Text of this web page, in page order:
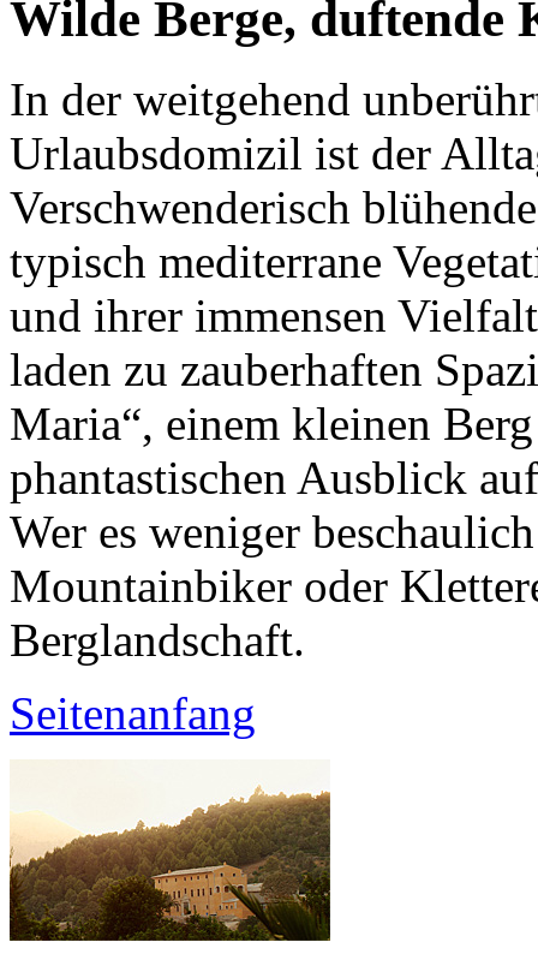
Wilde Berge, duftende
In der weitgehend
Urlaubsdomizil ist der
Verschwenderisch
typisch mediterrane
und ihrer immensen
laden zu zauberhaften
Maria“, einem kleinen
phantastischen Ausblick
Wer es weniger
Mountainbiker oder
Berglandschaft.
Seitenanfang